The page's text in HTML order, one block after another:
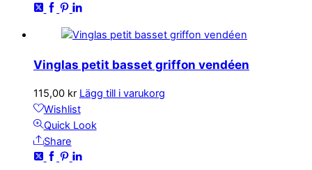
Vinglas petit basset griffon vendéen
115,00 kr Lägg till i varukorg
Wishlist
Quick Look
Share